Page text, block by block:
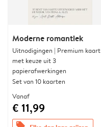
Moderne romantiek
Uitnodigingen | Premium kaart
met keuze uit 3
papierafwerkingen
Set van 10 kaarten
Vanaf
€ 11,99